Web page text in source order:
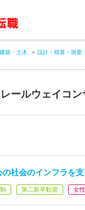
建築・土木 設計・積算・測量
ールウェイコン
社会のインフラを支
第二新卒歓迎 女